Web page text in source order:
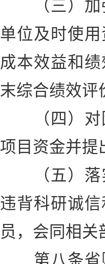
（三）加强
单位及时使
成本效益和
末综合绩效评
（四）对因
项目资金并提
（五）落实
违背科研诚
员，会同相
第八条省财